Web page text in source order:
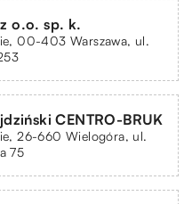
o.o. sp. k.
00-403 Warszawa, ul.
CENTRO-BRUK
26-660 Wielogóra, ul.
75